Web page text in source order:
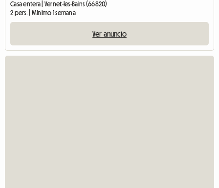
Casa entera | Vernet-les-Bains (66820)
2 pers. | Mínimo 1 semana
Ver anuncio